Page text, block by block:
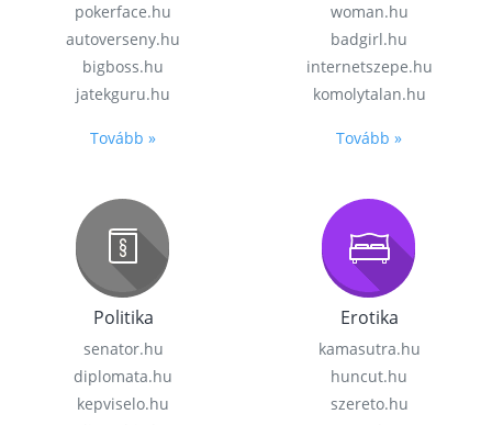
pokerface.hu
autoverseny.hu
bigboss.hu
jatekguru.hu
Tovább »
woman.hu
badgirl.hu
internetszepe.hu
komolytalan.hu
Tovább »
Politika
senator.hu
diplomata.hu
kepviselo.hu
Erotika
kamasutra.hu
huncut.hu
szereto.hu